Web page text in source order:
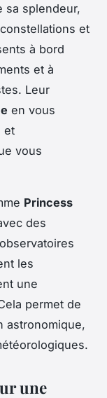
sa splendeur,
et
à bord
et à
Leur
en vous
et
vous
Princess
des
les
une
permet de
astronomique,
une